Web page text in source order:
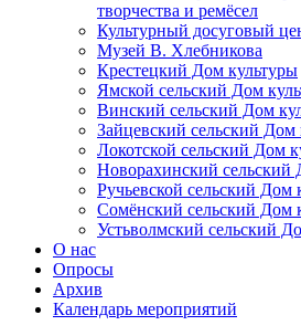
творчества и ремёсел
Культурный досуговый
Музей В. Хлебникова
Крестецкий Дом культуры
Ямской сельский Дом
Винский сельский Дом
Зайцевский сельский Дом
Локотской сельский Дом
Новорахинский сельский
Ручьевской сельский Дом
Сомёнский сельский Дом
Устьволмский сельский
О нас
Опросы
Архив
Календарь мероприятий